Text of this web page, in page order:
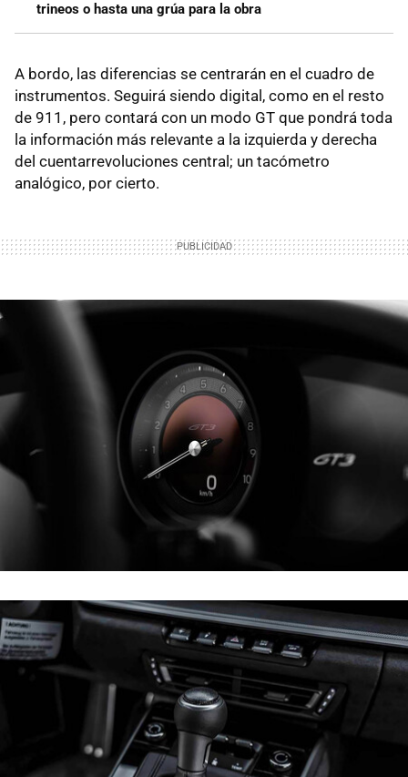
trineos o hasta una grúa para la obra
A bordo, las diferencias se centrarán en el cuadro de
instrumentos. Seguirá siendo digital, como en el resto
de 911, pero contará con un modo GT que pondrá toda
la información más relevante a la izquierda y derecha
del cuentarrevoluciones central; un tacómetro
analógico, por cierto.